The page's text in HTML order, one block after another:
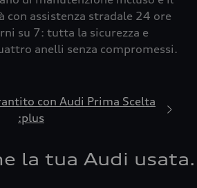
con assistenza stradale 24 ore
su 7: tutta la sicurezza e
anelli senza compromessi.
con Audi Prima Scelta
:plus
la tua Audi usata.